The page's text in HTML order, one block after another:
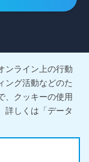
ンライン上の行動
ング活動などのた
、クッキーの使用
詳しくは「データ